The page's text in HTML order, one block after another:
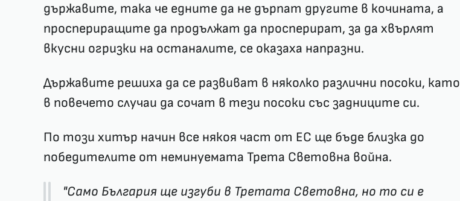
държавите, така че едните да не дърпат другите в кочината, а
проспериращите да продължат да просперират, за да хвърлят
вкусни огризки на останалите, се оказаха напразни.
Държавите решиха да се развиват в няколко различни посоки, като
в повечето случаи да сочат в тези посоки със задниците си.
По този хитър начин все някоя част от ЕС ще бъде близка до
победителите от неминуемата Трета Световна война.
"Само България ще изгуби в Третата Световна, но то си е